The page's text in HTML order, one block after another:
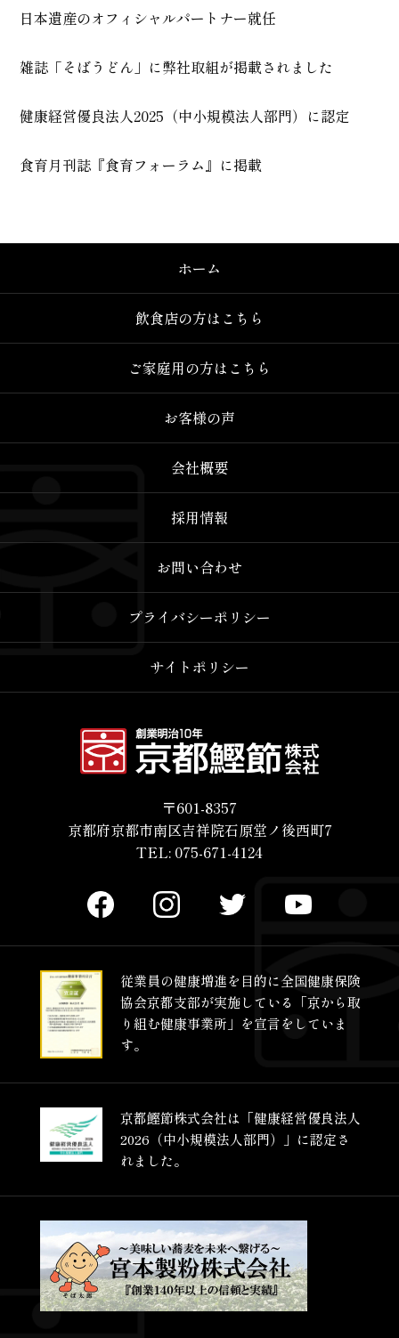
日本遺産のオフィシャルパートナー就任
雑誌「そばうどん」に弊社取組が掲載されました
健康経営優良法人2025（中小規模法人部門）に認定
食育月刊誌『食育フォーラム』に掲載
〒601-8357
京都府京都市南区吉祥院石原堂ノ後西町7
TEL: 075-671-4124
従業員の健康増進を目的に全国健康保険
協会京都支部が実施している
「京から取
り組む健康事業所」を宣言をしていま
す。
京都鰹節株式会社は 「健康経営優良法人
2026 （中小規模法人部門）」に認定さ
れました。
ホーム
飲食店の方はこちら
ご家庭用の方はこちら
お客様の声
会社概要
採用情報
お問い合わせ
プライバシーポリシー
サイトポリシー